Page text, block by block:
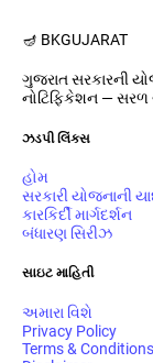
🪔 BKGUJARAT
ગુજરાત સરકારની
નોટિફિકેશન — સરળ
ઝડપી લિંક્સ
હોમ
સરકારી યોજનાની
કારકિર્દી માર્ગદર્શન
બંધારણ સિરીઝ
સાઇટ માહિતી
અમારા વિશે
Privacy Policy
Terms & Conditions